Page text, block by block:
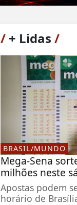
/+ Lidas /
BRASIL/MUNDO
Mega-Sena
milhões neste
Apostas podem
horário de